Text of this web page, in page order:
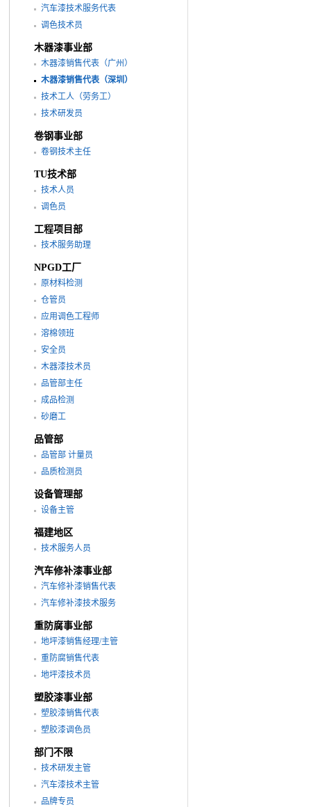
汽车漆技术服务代表
调色技术员
木器漆事业部
木器漆销售代表（广州）
木器漆销售代表（深圳）
技术工人（劳务工）
技术研发员
卷钢事业部
卷钢技术主任
TU技术部
技术人员
调色员
工程项目部
技术服务助理
NPGD工厂
原材料检测
仓管员
应用调色工程师
溶棉领班
安全员
木器漆技术员
品管部主任
成品检测
砂磨工
品管部
品管部 计量员
品质检测员
设备管理部
设备主管
福建地区
技术服务人员
汽车修补漆事业部
汽车修补漆销售代表
汽车修补漆技术服务
重防腐事业部
地坪漆销售经理/主管
重防腐销售代表
地坪漆技术员
塑胶漆事业部
塑胶漆销售代表
塑胶漆调色员
部门不限
技术研发主管
汽车漆技术主管
品牌专员